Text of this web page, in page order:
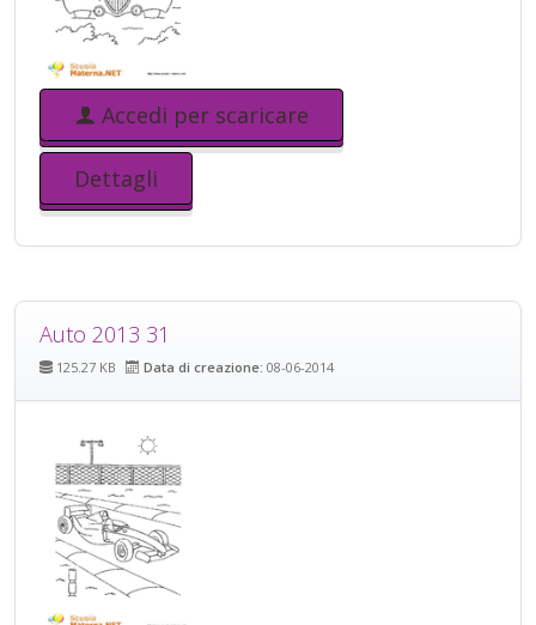
Accedi per scaricare
Dettagli
Auto 2013 31
125.27 KB Data di creazione: 08-06-2014